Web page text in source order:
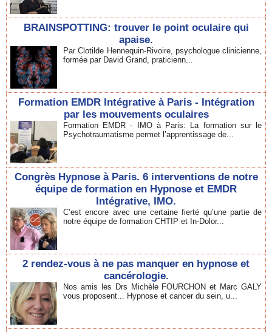
BRAINSPOTTING: trouver le point oculaire qui
apaise.
Par Clotilde Hennequin-Rivoire, psychologue clinicienne,
formée par David Grand, praticienn...
Formation EMDR Intégrative à Paris - Intégration
par les mouvements oculaires
Formation EMDR - IMO à Paris: La formation sur le
Psychotraumatisme permet l’apprentissage de...
Congrès Hypnose à Paris. 6 interventions de notre
équipe de formation en Hypnose et EMDR
Intégrative, IMO.
C’est encore avec une certaine fierté qu’une partie de
notre équipe de formation CHTIP et In-Dolor...
2 rendez-vous à ne pas manquer en hypnose et
cancérologie.
Nos amis les Drs Michèle FOURCHON et Marc GALY
vous proposent... Hypnose et cancer du sein, u...